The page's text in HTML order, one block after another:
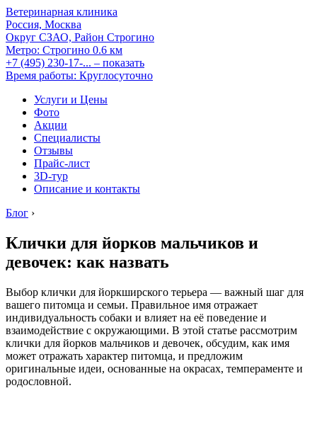
Ветеринарная клиника
Россия, Москва
Округ СЗАО, Район Строгино
Метро: Строгино 0.6 км
+7 (495) 230-17-... – показать
Время работы: Круглосуточно
Услуги и Цены
Фото
Акции
Специалисты
Отзывы
Прайс-лист
3D-тур
Описание и контакты
Блог ›
Клички для йорков мальчиков и
девочек: как назвать
Выбор клички для йоркширского терьера — важный шаг для
вашего питомца и семьи. Правильное имя отражает
индивидуальность собаки и влияет на её поведение и
взаимодействие с окружающими. В этой статье рассмотрим
клички для йорков мальчиков и девочек, обсудим, как имя
может отражать характер питомца, и предложим
оригинальные идеи, основанные на окрасах, темпераменте и
родословной.